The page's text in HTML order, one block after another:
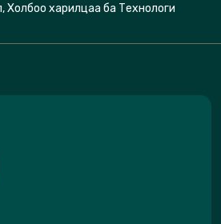
Холбоо харилцаа ба Технологи